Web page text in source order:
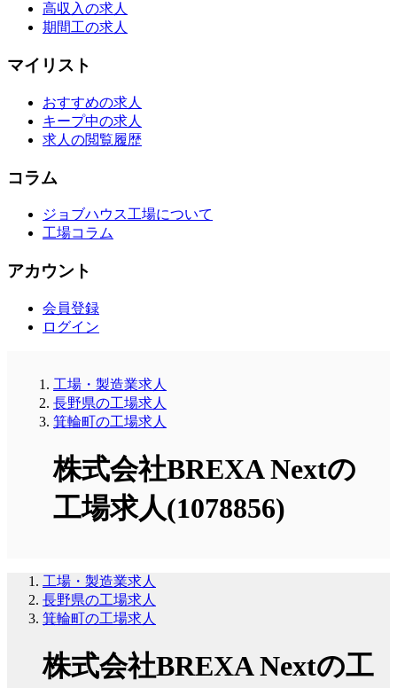
高収入の求人
期間工の求人
マイリスト
おすすめの求人
キープ中の求人
求人の閲覧履歴
コラム
ジョブハウス工場について
工場コラム
アカウント
会員登録
ログイン
工場・製造業求人
長野県の工場求人
箕輪町の工場求人
株式会社BREXA Nextの
工場求人(1078856)
工場・製造業求人
長野県の工場求人
箕輪町の工場求人
株式会社BREXA Nextの工